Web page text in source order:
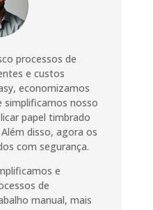
processos de
e custos
economizamos
nosso
papel timbrado
disso, agora os
com segurança.
e
de
manual, mais